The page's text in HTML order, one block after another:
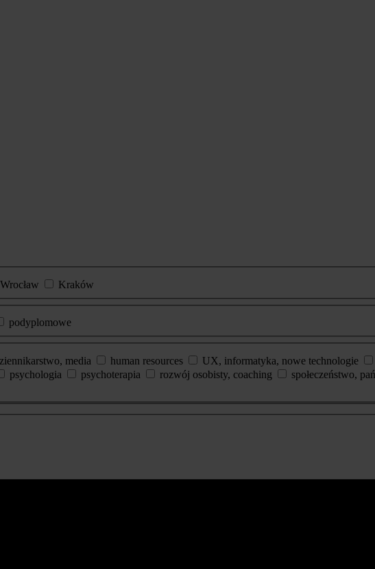
Wrocław
Kraków
podyplomowe
media human resources UX, informatyka, nowe technologie
psychologia psychoterapia rozwój osobisty, coaching społeczeństwo,